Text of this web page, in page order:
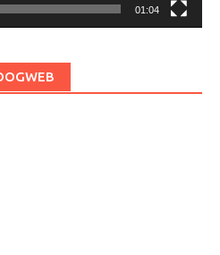
01:04